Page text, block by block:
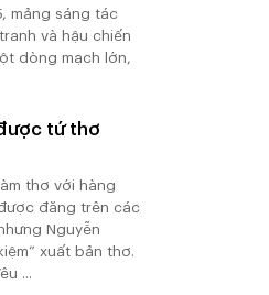
mảng sáng tác
và hậu chiến
dòng mạch lớn,
tứ thơ
thơ với hàng
đăng trên các
Nguyễn
xuất bản thơ.
...